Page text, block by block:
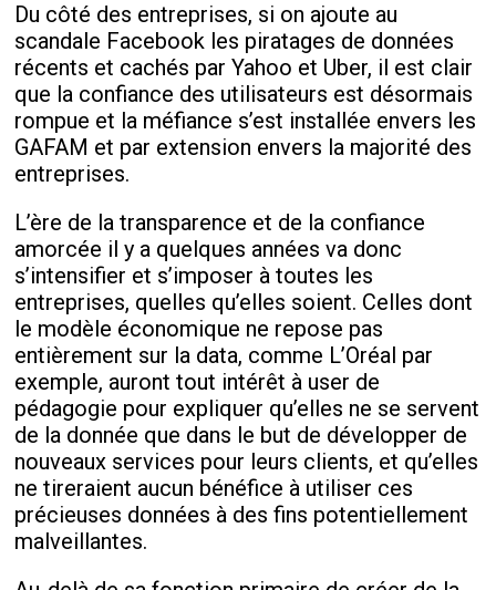
Du côté des entreprises, si on ajoute au
scandale Facebook les piratages de données
récents et cachés par Yahoo et Uber, il est clair
que la confiance des utilisateurs est désormais
rompue et la méfiance s’est installée envers les
GAFAM et par extension envers la majorité des
entreprises.
L’ère de la transparence et de la confiance
amorcée il y a quelques années va donc
s’intensifier et s’imposer à toutes les
entreprises, quelles qu’elles soient. Celles dont
le modèle économique ne repose pas
entièrement sur la data, comme L’Oréal par
exemple, auront tout intérêt à user de
pédagogie pour expliquer qu’elles ne se servent
de la donnée que dans le but de développer de
nouveaux services pour leurs clients, et qu’elles
ne tireraient aucun bénéfice à utiliser ces
précieuses données à des fins potentiellement
malveillantes.